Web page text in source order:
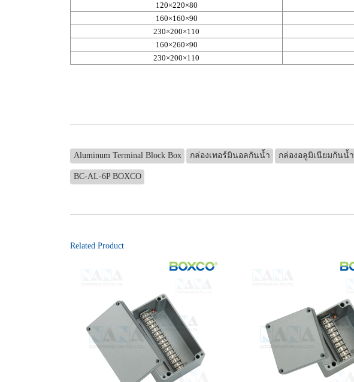
120×220×80
160×160×90
230×200×110
160×260×90
230×200×110
Aluminum Terminal Block Box กล่องเทอร์มินอลกันน้ำ กล่องอลูมิเนียมกันน้ำ
BC-AL-6P BOXCO
Related Product